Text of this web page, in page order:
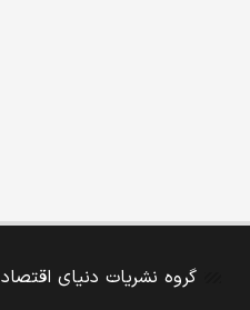
گروه نشریات دنیای اقتصاد